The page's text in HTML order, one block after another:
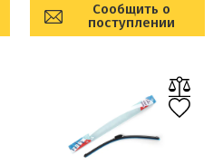
Сообщить о
поступлении